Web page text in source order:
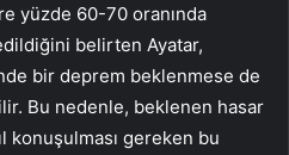
yüzde 60-70 oranında
belirten Ayatar,
bir deprem beklenmese de
Bu nedenle, beklenen hasar
konuşulması gereken bu